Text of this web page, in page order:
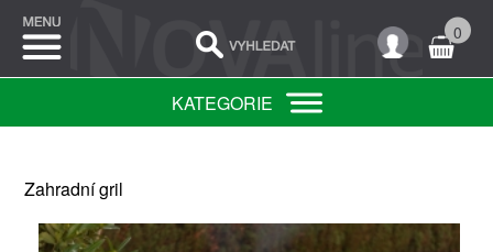
0
KATEGORIE
Zahradní gril